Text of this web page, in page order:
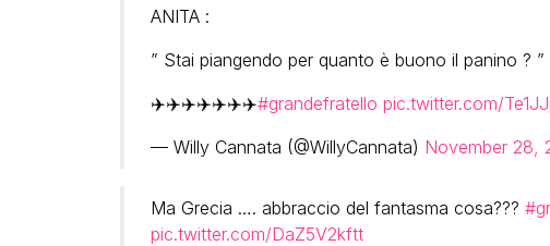
ANITA :
” Stai piangendo per quanto è buono il panino ? ”
✈️✈️✈️✈️✈️✈️✈️#grandefratello pic.twitter.com/
— Willy Cannata (@WillyCannata) November 28,
Ma Grecia …. abbraccio del fantasma cosa???
pic.twitter.com/DaZ5V2kftt